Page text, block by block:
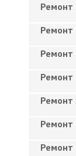
Ремонт
Ремонт
Ремонт
Ремонт
Ремонт
Ремонт
Ремонт